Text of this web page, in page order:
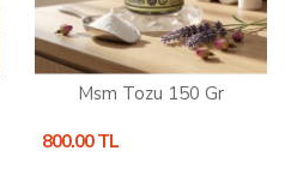
Msm Tozu 150 Gr
800.00 TL